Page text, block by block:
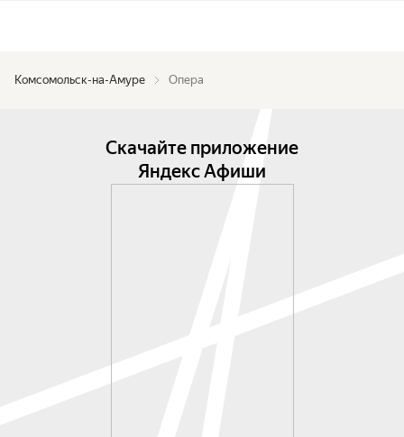
Комсомольск-на-Амуре Опера
Скачайте приложение
Яндекс Афиши